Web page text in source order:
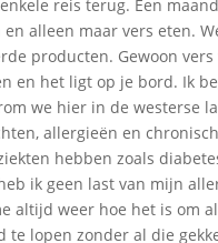
reis terug. Een
en alleen maar vers eten.
producten. Gewoon
en het ligt op je bord. Ik
we hier in de westerse
allergieën en
hebben zoals
ik geen last van mijn
altijd weer hoe het is om
te lopen zonder al die